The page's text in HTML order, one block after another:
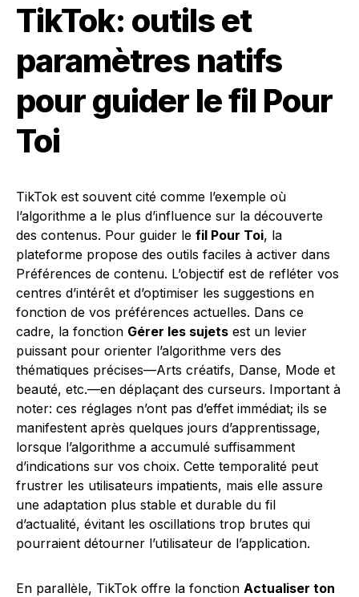
TikTok: outils et
paramètres natifs
pour guider le fil Pour
Toi
TikTok est souvent cité comme l’exemple où
l’algorithme a le plus d’influence sur la découverte
des contenus. Pour guider le fil Pour Toi, la
plateforme propose des outils faciles à activer dans
Préférences de contenu. L’objectif est de refléter vos
centres d’intérêt et d’optimiser les suggestions en
fonction de vos préférences actuelles. Dans ce
cadre, la fonction Gérer les sujets est un levier
puissant pour orienter l’algorithme vers des
thématiques précises—Arts créatifs, Danse, Mode et
beauté, etc.—en déplaçant des curseurs. Important à
noter: ces réglages n’ont pas d’effet immédiat; ils se
manifestent après quelques jours d’apprentissage,
lorsque l’algorithme a accumulé suffisamment
d’indications sur vos choix. Cette temporalité peut
frustrer les utilisateurs impatients, mais elle assure
une adaptation plus stable et durable du fil
d’actualité, évitant les oscillations trop brutes qui
pourraient détourner l’utilisateur de l’application.
En parallèle, TikTok offre la fonction Actualiser ton